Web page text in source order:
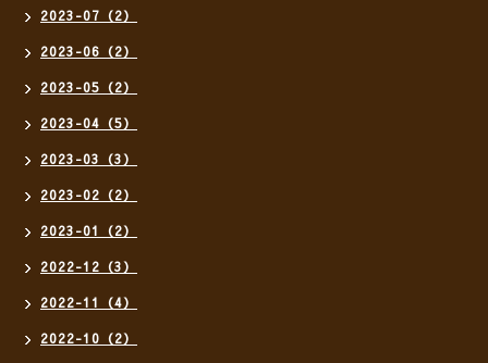
2023-07（2）
2023-06（2）
2023-05（2）
2023-04（5）
2023-03（3）
2023-02（2）
2023-01（2）
2022-12（3）
2022-11（4）
2022-10（2）